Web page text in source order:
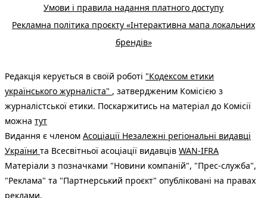
Умови і правила надання платного доступу
Рекламна політика проєкту «Інтерактивна мапа локальних
брендів»
Редакція керується в своїй роботі "Кодексом етики
українського журналіста" , затвердженим Комісією з
журналістської етики. Поскаржитись на матеріал до Комісії
можна тут
Видання є членом Асоціації Незалежні регіональні видавці
України та Всесвітньої асоціації видавців WAN-IFRA
Матеріали з позначками "Новини компаній", "Прес-служба",
"Реклама" та "Партнерський проєкт" опубліковані на правах
реклами.